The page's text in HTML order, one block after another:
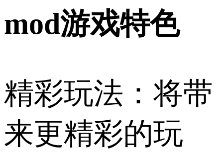
mod游戏特色
精彩玩法：将带
来更精彩的玩